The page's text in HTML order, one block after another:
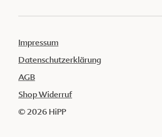
Impressum
Datenschutzerklärung
AGB
Shop Widerruf
© 2026 HiPP